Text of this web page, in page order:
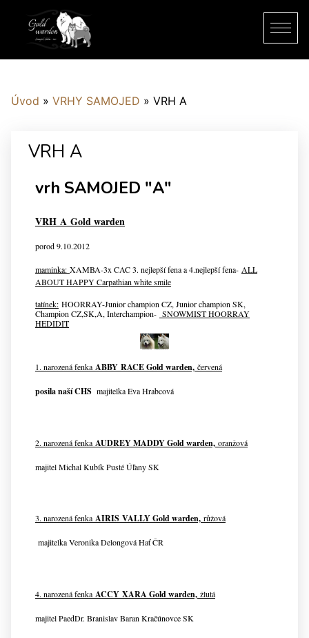
Úvod » VRHY SAMOJED » VRH A
VRH A
vrh SAMOJED "A"
VRH A Gold warden
porod 9.10.2012
maminka: XAMBA-3x CAC 3. nejlepší fena a 4.nejlepší fena- ALL
ABOUT HAPPY Carpathian white smile
tatínek: HOORRAY-Junior champion CZ, Junior champion SK,
Champion CZ,SK,A, Interchampion- SNOWMIST HOORRAY
HEDIDIT
1. narozená fenkaABBY RACE Gold warden, červená
posila naší CHS majitelka Eva Hrabcová
2. narozená fenkaAUDREY MADDY Gold warden, oranžová
majitel Michal Kubík Pusté Úľany SK
3. narozená fenkaAIRIS VALLY Gold warden, růžová
majitelka Veronika Delongová Hať ČR
4. narozená fenkaACCY XARA Gold warden, žlutá
majitel PaedDr. Branislav Baran Kračúnovce SK